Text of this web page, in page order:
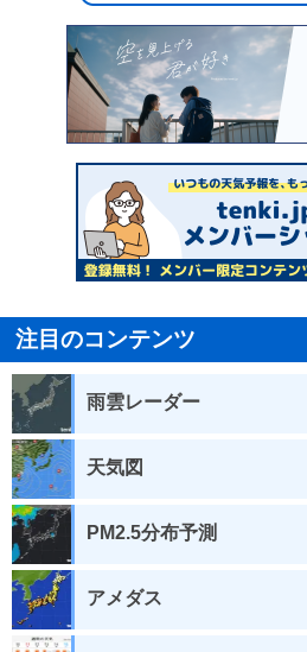
注目のコンテンツ
雨雲レーダー
天気図
PM2.5分布予測
アメダス